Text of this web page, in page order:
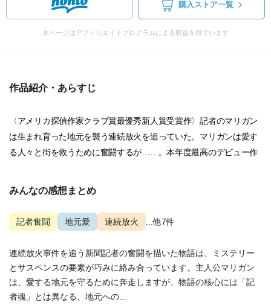
購入ストア一覧
本ページはアフィリエイトプログラムによる収益を得ています
作品紹介・あらすじ
〈アメリカ探偵作家クラブ賞最優秀新人賞受賞作〉記者のマリガン
は生まれ育った地元を襲う連続放火を追っていた。マリガンは愛す
る人々と街を救うために奮闘するが……。本年度最高のデビュー作
みんなの感想まとめ
記者奮闘 地元愛 連続放火 ...他7件
連続放火事件を追う新聞記者の奮闘を描いた物語は、ミステリー
とサスペンスの要素が巧みに絡み合っています。主人公マリガン
は、愛する地元を守るために奔走しますが、物語の核心には「記
者魂」とは異なる、地元への...